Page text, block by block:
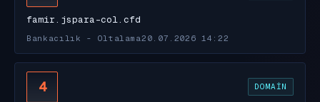
famir.jspara-col.cfd
Bankacılık - Oltalama20.07.2026 14:22
4 DOMAIN